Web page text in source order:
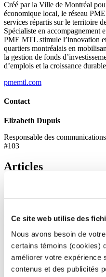
Ce site web utilise des
Nous avons besoin de
certains témoins (cookies)
améliorer votre expérience
contenus et des publicités
Créé par la Ville de Montréal
économique local, le réseau
services répartis sur le territoire
Spécialiste en accompagnement
PME MTL stimule l’innovation
quartiers montréalais en
la gestion de fonds
d’emplois et la croissance
pmemtl.com
Contact
Elizabeth Dupuis
Responsable des
#103
Articles
accompagner à chaque étape de
avec des ressources conçues
spécifiques.